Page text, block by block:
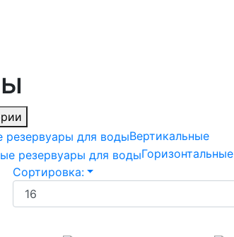
Вертикальные
Горизонтальные
Сортировка: